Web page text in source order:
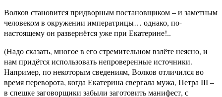
Волков становится придворным постановщиком – и заметным
человеком в окружении императрицы… однако, по-
настоящему он развернётся уже при Екатерине!..
(Надо сказать, многое в его стремительном взлёте неясно, и
нам придётся использовать непроверенные источники.
Например, по некоторым сведениям, Волков отличился во
время переворота, когда Екатерина свергала мужа, Петра III –
в спешке заговорщики забыли заготовить манифест, с